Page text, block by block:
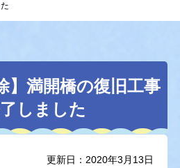
】満開橋の復旧工事
しました
更新日：2020年3月13日